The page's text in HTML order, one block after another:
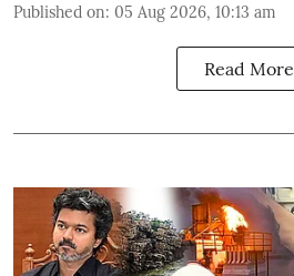
Published on: 05 Aug 2026, 10:13 am
Read More